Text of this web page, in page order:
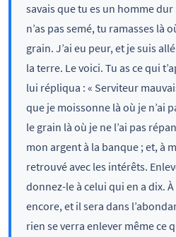
savais que tu es un homme
n’as pas semé, tu ramasses là
grain. J’ai eu peur, et je suis
la terre. Le voici. Tu as ce qui
lui répliqua : « Serviteur
que je moissonne là où je n’ai
le grain là où je ne l’ai pas
mon argent à la banque ; et, à
retrouvé avec les intérêts.
donnez-le à celui qui en a dix.
encore, et il sera dans
rien se verra enlever même ce